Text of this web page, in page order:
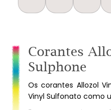
Corantes
Sulphone
Os corantes Allozol
Vinyl Sulfonato como